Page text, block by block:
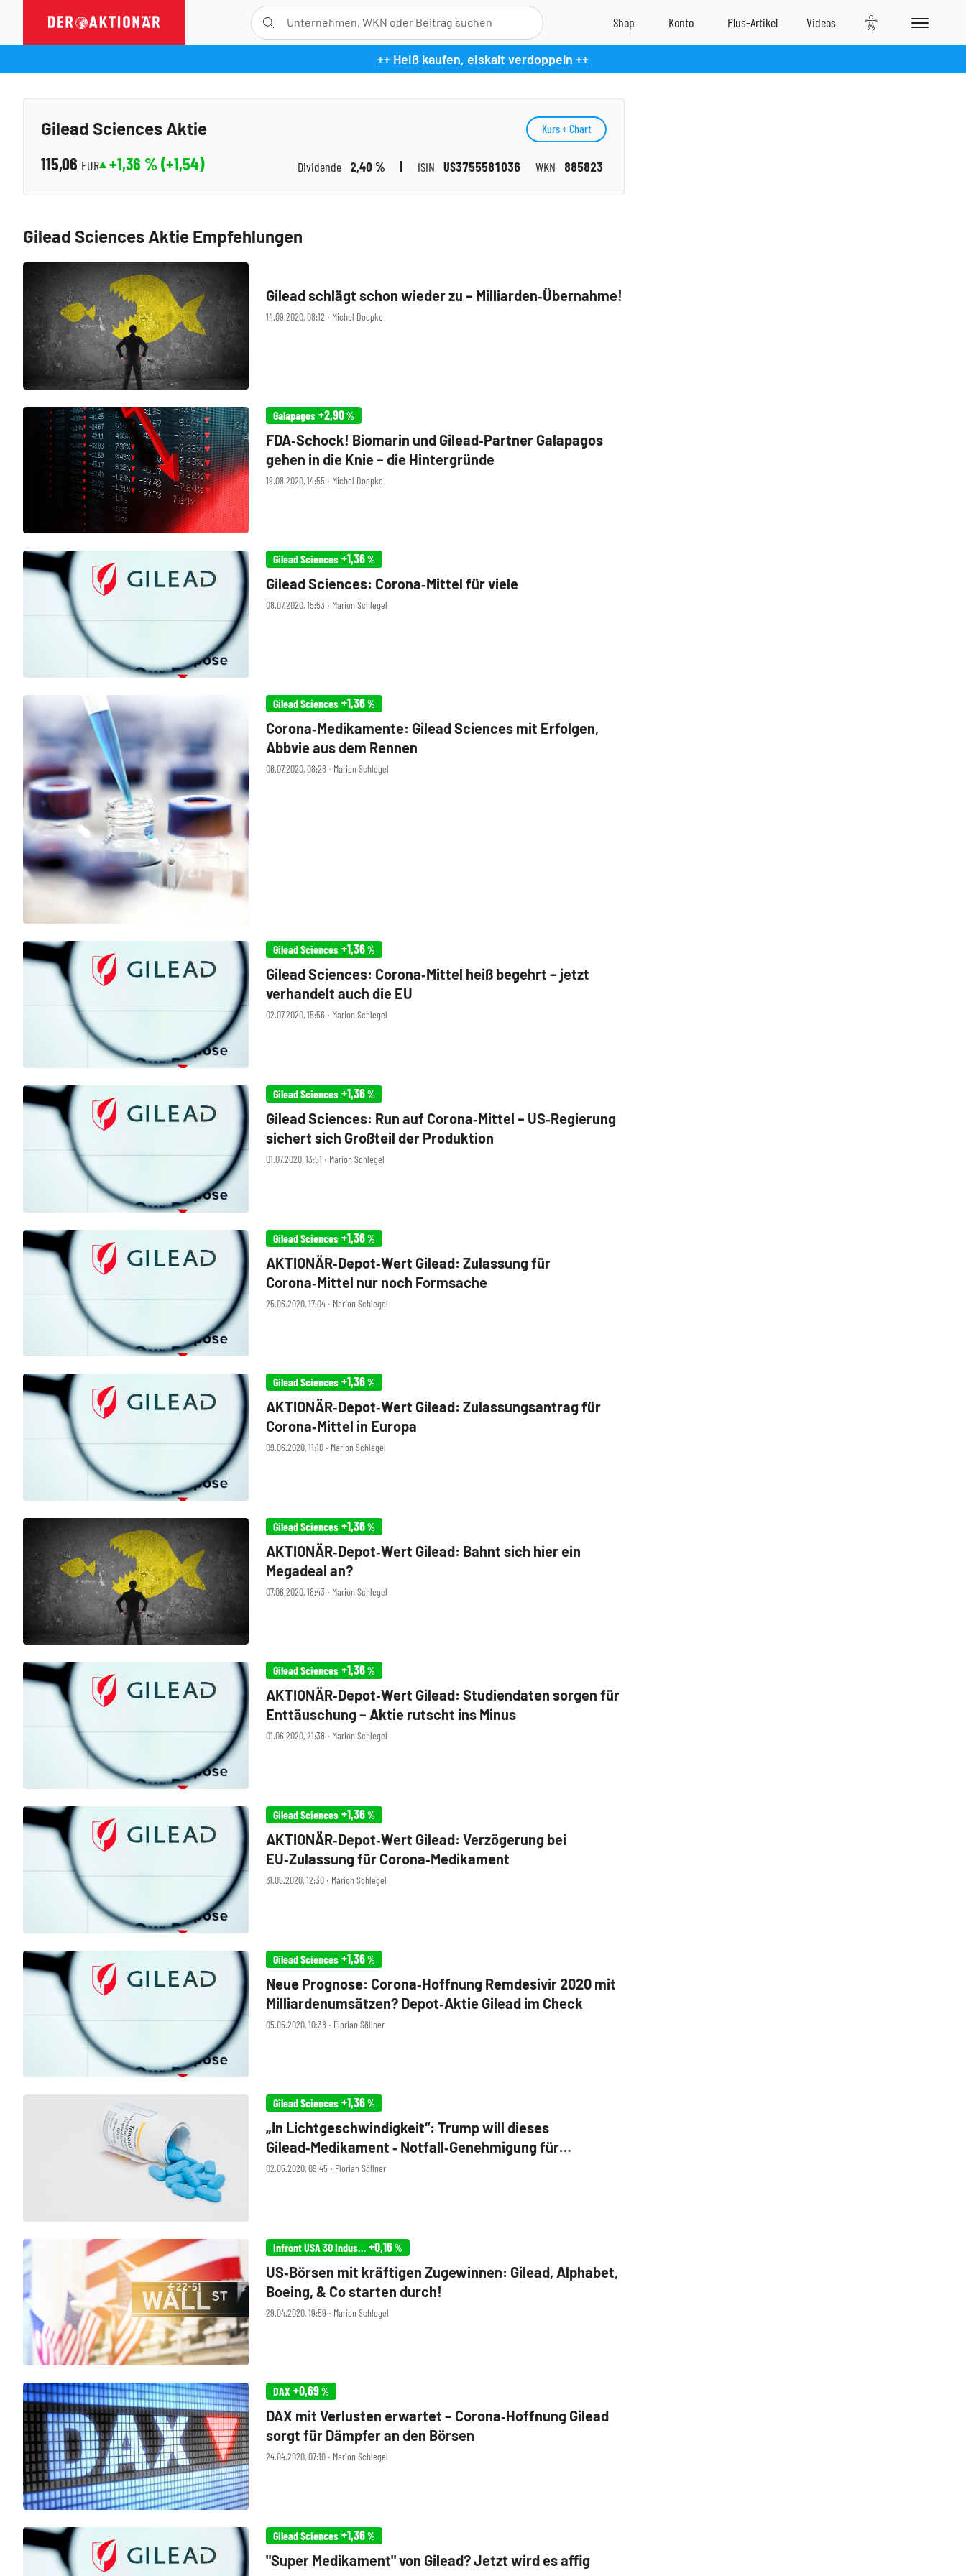
++ Heiß kaufen, eiskalt verdoppeln ++
Gilead Sciences Aktie
115,06 EUR +1,36 % (+1,54) Dividende 2,40 % ISIN US3755581036 WKN 885823
Kurs + Chart
Gilead Sciences Aktie Empfehlungen
14.09.2020, 08:12 ‧ Michel Doepke
Gilead schlägt schon wieder zu – Milliarden‑Übernahme!
Galapagos +2,90%
19.08.2020, 14:55 ‧ Michel Doepke
FDA‑Schock! Biomarin und Gilead‑Partner Galapagos
gehen in die Knie – die Hintergründe
Gilead Sciences +1,36%
08.07.2020, 15:53 ‧ Marion Schlegel
Gilead Sciences: Corona‑Mittel für viele
Gilead Sciences +1,36%
06.07.2020, 08:26 ‧ Marion Schlegel
Corona‑Medikamente: Gilead Sciences mit Erfolgen,
Abbvie aus dem Rennen
Gilead Sciences +1,36%
02.07.2020, 15:56 ‧ Marion Schlegel
Gilead Sciences: Corona‑Mittel heiß begehrt – jetzt
verhandelt auch die EU
Gilead Sciences +1,36%
01.07.2020, 13:51 ‧ Marion Schlegel
Gilead Sciences: Run auf Corona‑Mittel – US‑Regierung
sichert sich Großteil der Produktion
Gilead Sciences +1,36%
25.06.2020, 17:04 ‧ Marion Schlegel
AKTIONÄR‑Depot‑Wert Gilead: Zulassung für
Corona‑Mittel nur noch Formsache
Gilead Sciences +1,36%
09.06.2020, 11:10 ‧ Marion Schlegel
AKTIONÄR‑Depot‑Wert Gilead: Zulassungsantrag für
Corona‑Mittel in Europa
Gilead Sciences +1,36%
07.06.2020, 18:43 ‧ Marion Schlegel
AKTIONÄR‑Depot‑Wert Gilead: Bahnt sich hier ein
Megadeal an?
Gilead Sciences +1,36%
01.06.2020, 21:38 ‧ Marion Schlegel
AKTIONÄR‑Depot‑Wert Gilead: Studiendaten sorgen für
Enttäuschung – Aktie rutscht ins Minus
Gilead Sciences +1,36%
31.05.2020, 12:30 ‧ Marion Schlegel
AKTIONÄR‑Depot‑Wert Gilead: Verzögerung bei
EU‑Zulassung für Corona‑Medikament
Gilead Sciences +1,36%
05.05.2020, 10:38 ‧ Florian Söllner
Neue Prognose: Corona‑Hoffnung Remdesivir 2020 mit
Milliardenumsätzen? Depot‑Aktie Gilead im Check
Gilead Sciences +1,36%
02.05.2020, 09:45 ‧ Florian Söllner
„In Lichtgeschwindigkeit“: Trump will dieses
Gilead‑Medikament ‑ Notfall‑Genehmigung für
Remdesivir
Infront USA 30 Industrial +0,16%
29.04.2020, 19:59 ‧ Marion Schlegel
US‑Börsen mit kräftigen Zugewinnen: Gilead, Alphabet,
Boeing, & Co starten durch!
DAX +0,69%
24.04.2020, 07:10 ‧ Marion Schlegel
DAX mit Verlusten erwartet – Corona‑Hoffnung Gilead
sorgt für Dämpfer an den Börsen
Gilead Sciences +1,36%
"Super Medikament" von Gilead? Jetzt wird es affig